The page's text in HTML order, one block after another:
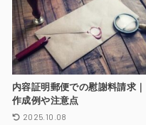
内容証明郵便での慰謝料請求｜
作成例や注意点
2025.10.08